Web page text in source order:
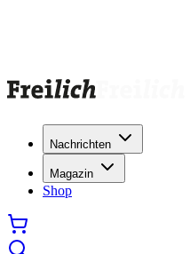
Nachrichten
Magazin
Shop